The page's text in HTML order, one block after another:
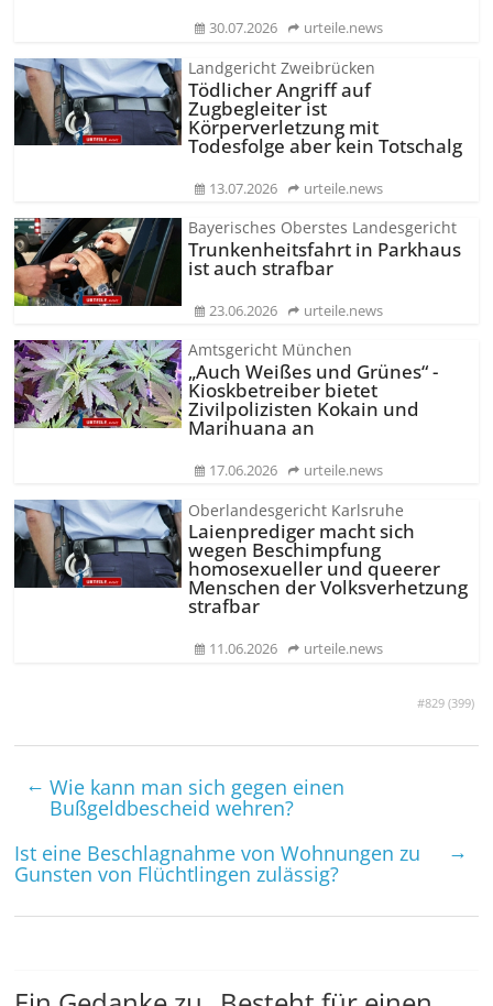
#829 (399)
30.07.2026 urteile.news
Landgericht Zweibrücken
Tödlicher Angriff auf
Zugbegleiter ist
Körperverletzung mit
Todesfolge aber kein Totschalg
13.07.2026 urteile.news
Bayerisches Oberstes Landesgericht
Trunkenheitsfahrt in Parkhaus
ist auch strafbar
23.06.2026 urteile.news
Amtsgericht München
„Auch Weißes und Grünes“ -
Kioskbetreiber bietet
Zivilpolizisten Kokain und
Marihuana an
17.06.2026 urteile.news
Oberlandesgericht Karlsruhe
Laienprediger macht sich
wegen Beschimpfung
homosexueller und queerer
Menschen der Volksverhetzung
strafbar
11.06.2026 urteile.news
← Wie kann man sich gegen einen
Bußgeldbescheid wehren?
Ist eine Beschlagnahme von Wohnungen zu
Gunsten von Flüchtlingen zulässig?
→